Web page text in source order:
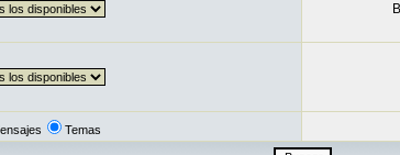
Temas